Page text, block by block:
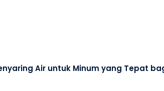
Air untuk Minum yang Tepat